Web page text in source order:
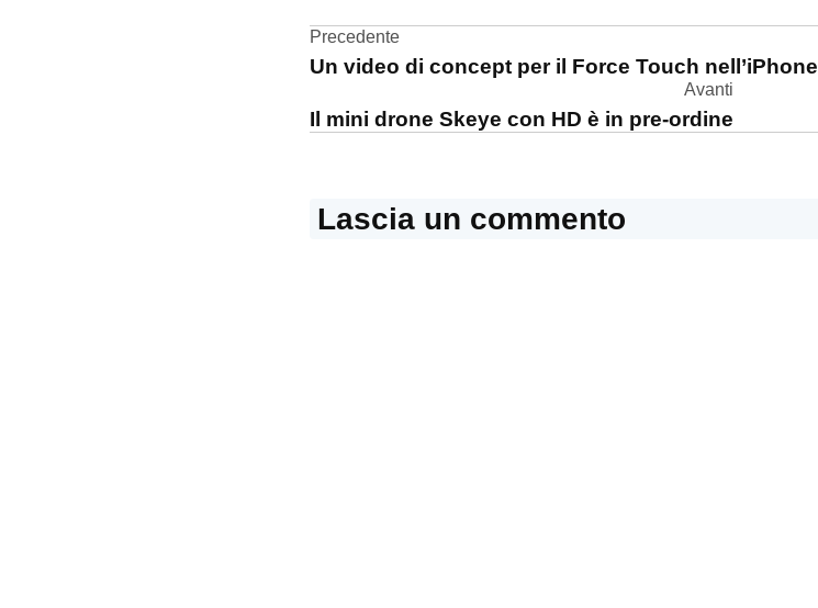
spot
Navigazione
Precedente
Un video di concept per il Force Touch nell’iPhone
Avanti
Il mini drone Skeye con HD è in pre-ordine
Lascia un commento